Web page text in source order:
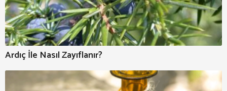
Ardıç İle Nasıl Zayıflanır?